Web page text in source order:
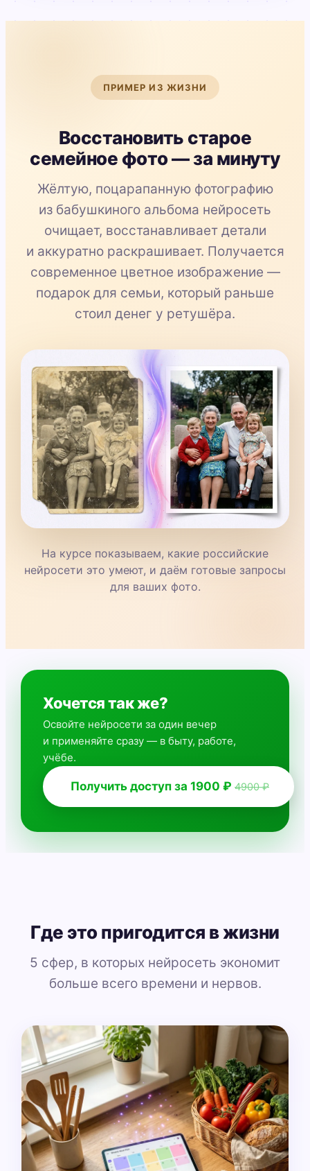
ПРИМЕР ИЗ ЖИЗНИ
Восстановить старое
семейное фото — за минуту
Жёлтую, поцарапанную фотографию
из бабушкиного альбома нейросеть
очищает, восстанавливает детали
и аккуратно раскрашивает. Получается
современное цветное изображение —
подарок для семьи, который раньше
стоил денег у ретушёра.
На курсе показываем, какие российские
нейросети это умеют, и даём готовые запросы
для ваших фото.
Хочется так же?
Освойте нейросети за один вечер
и применяйте сразу — в быту, работе,
учёбе.
Получить доступ за 1900 ₽ 4900 ₽
Где это пригодится в жизни
5 сфер, в которых нейросеть экономит
больше всего времени и нервов.